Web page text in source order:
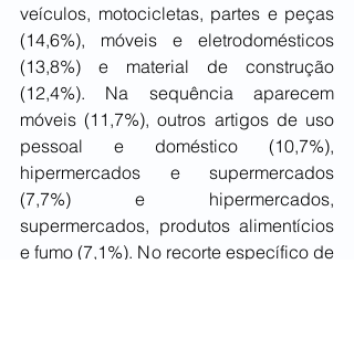
veículos, motocicletas, partes e peças
(14,6%), móveis e eletrodomésticos
(13,8%) e material de construção
(12,4%). Na sequência aparecem
móveis (11,7%), outros artigos de uso
pessoal e doméstico (10,7%),
hipermercados e supermercados
(7,7%) e hipermercados,
supermercados, produtos alimentícios
e fumo (7,1%). No recorte específico de